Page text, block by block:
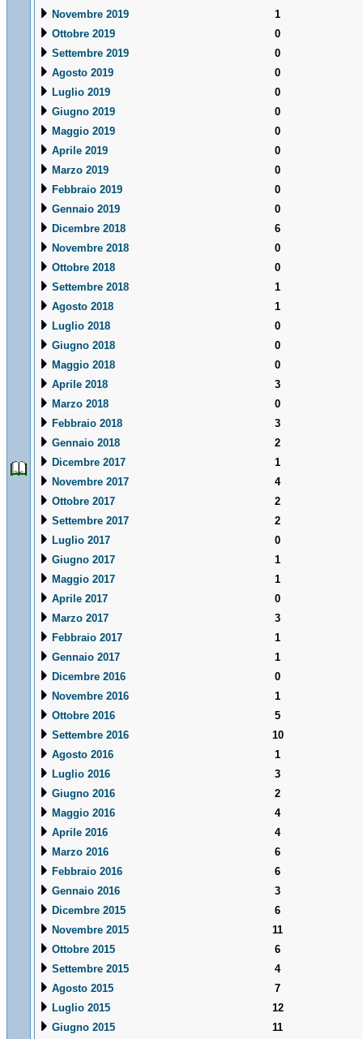
Novembre 2019
1
Ottobre 2019
0
Settembre 2019
0
Agosto 2019
0
Luglio 2019
0
Giugno 2019
0
Maggio 2019
0
Aprile 2019
0
Marzo 2019
0
Febbraio 2019
0
Gennaio 2019
0
Dicembre 2018
6
Novembre 2018
0
Ottobre 2018
0
Settembre 2018
1
Agosto 2018
1
Luglio 2018
0
Giugno 2018
0
Maggio 2018
0
Aprile 2018
3
Marzo 2018
0
Febbraio 2018
3
Gennaio 2018
2
Dicembre 2017
1
Novembre 2017
4
Ottobre 2017
2
Settembre 2017
2
Luglio 2017
0
Giugno 2017
1
Maggio 2017
1
Aprile 2017
0
Marzo 2017
3
Febbraio 2017
1
Gennaio 2017
1
Dicembre 2016
0
Novembre 2016
1
Ottobre 2016
5
Settembre 2016
10
Agosto 2016
1
Luglio 2016
3
Giugno 2016
2
Maggio 2016
4
Aprile 2016
4
Marzo 2016
6
Febbraio 2016
6
Gennaio 2016
3
Dicembre 2015
6
Novembre 2015
11
Ottobre 2015
6
Settembre 2015
4
Agosto 2015
7
Luglio 2015
12
Giugno 2015
11